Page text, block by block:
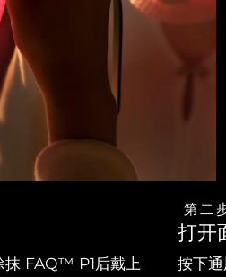
抹 FAQ™ P1后戴上
第二
打开
按下